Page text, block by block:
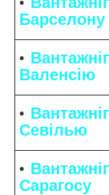
Барселону
Валенсію
Севілью
Сарагосу